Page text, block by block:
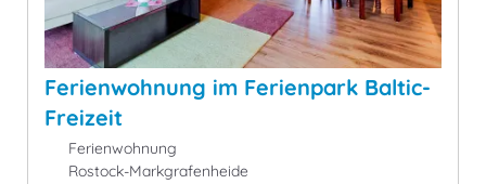
Ferienwohnung im Ferienpark Baltic-
Freizeit
Ferienwohnung
Rostock-Markgrafenheide